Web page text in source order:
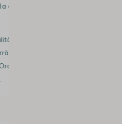
e premendo il pulsante di
di decalcificazione, il
azzerato e la spia arancione
puoi ripartire con